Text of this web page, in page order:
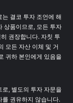
결코 투자 조언에 해
상품이므로, 모든 투자
권장합니다. 자칫 투
모든 자산 이체 및 거
귀하 본인에게 있음을
, 별도의 투자 자문을
권유하지 않습니다.